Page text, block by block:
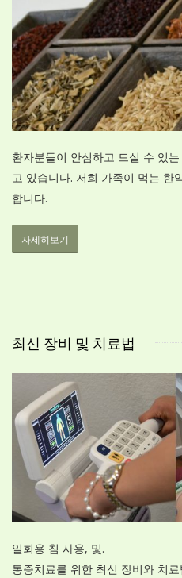
환자분들이 안심하고 드실 수 있
고 있습니다. 저희 가족이 먹는 한
합니다.
자세히보기
최신 장비 및 치료법
일회용 침 사용, 및.
통증치료를 위한 최신 장비와 치